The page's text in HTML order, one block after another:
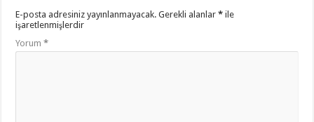
E-posta adresiniz yayınlanmayacak. Gerekli alanlar* ile
işaretlenmişlerdir
Yorum*